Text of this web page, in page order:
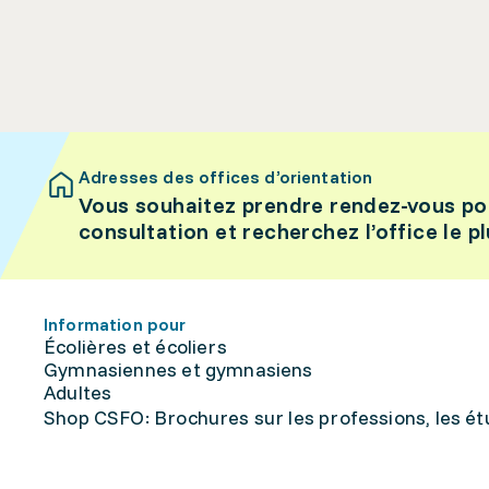
Adresses des offices d’orientation
Vous souhaitez prendre rendez-vous
consultation et recherchez l’office le
Information pour
Écolières et écoliers
Gymnasiennes et gymnasiens
Adultes
Shop CSFO: Brochures sur les professions, les